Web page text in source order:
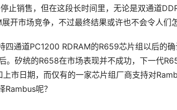
止销售，但在这段长时间里，无论是双通道
开市场竞争，不过最终结果或许也不会令人们
通道PC1200 RDRAM的R659芯片组以后的
。矽统的R658在市场表现并不成功，下一代
市日期，而仅有的一家芯片组厂商支持对
呢？